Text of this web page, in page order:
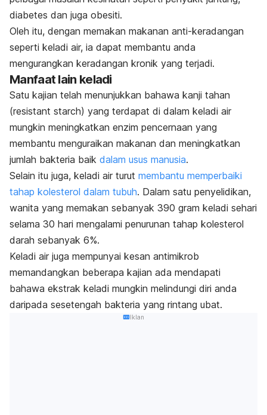
diabetes dan juga obesiti.
Oleh itu, dengan memakan makanan anti-keradangan
seperti keladi air, ia dapat membantu anda
mengurangkan keradangan kronik yang terjadi.
Manfaat lain keladi
Satu kajian telah menunjukkan bahawa kanji tahan
(resistant starch) yang terdapat di dalam keladi air
mungkin meningkatkan enzim pencernaan yang
membantu menguraikan makanan dan meningkatkan
jumlah bakteria baik dalam usus manusia.
Selain itu juga, keladi air turut membantu memperbaiki
tahap kolesterol dalam tubuh. Dalam satu penyelidikan,
wanita yang memakan sebanyak 390 gram keladi sehari
selama 30 hari mengalami penurunan tahap kolesterol
darah sebanyak 6%.
Keladi air juga mempunyai kesan antimikrob
memandangkan beberapa kajian ada mendapati
bahawa ekstrak keladi mungkin melindungi diri anda
daripada sesetengah bakteria yang rintang ubat.
Iklan